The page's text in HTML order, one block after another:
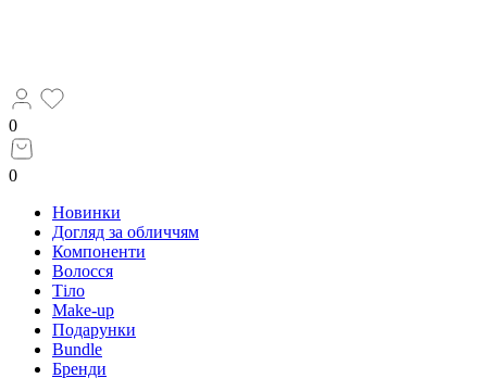
0
0
Новинки
Догляд за обличчям
Компоненти
Волосся
Тіло
Make-up
Подарунки
Bundle
Бренди